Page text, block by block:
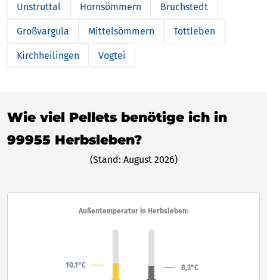
Unstruttal Hornsömmern Bruchstedt
Großvargula Mittelsömmern Tottleben
Kirchheilingen Vogtei
Wie viel Pellets benötige ich in
99955 Herbsleben?
(Stand: August 2026)
Außentemperatur in Herbsleben:
10,1°C 8,3°C